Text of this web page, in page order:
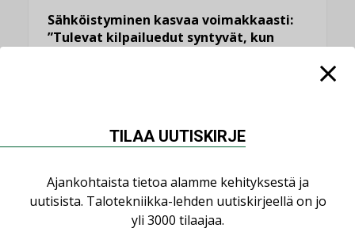
Sähköistyminen kasvaa voimakkaasti:
”Tulevat kilpailuedut syntyvät, kun
vakiinnuttavat asemansa taloyhtiöissä
LEHDEN ARTIKKELIT,TILAAJILLE
TILAA UUTISKIRJE
Ajankohtaista tietoa alamme kehityksestä ja
uutisista. Talotekniikka-lehden uutiskirjeellä on jo
yli 3000 tilaajaa.